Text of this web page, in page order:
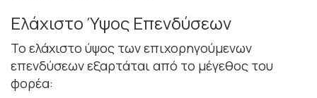
Ελάχιστο Ύψος Επενδύσεων
Το ελάχιστο ύψος των επιχορηγούμενων
επενδύσεων εξαρτάται από το μέγεθος του
φορέα: